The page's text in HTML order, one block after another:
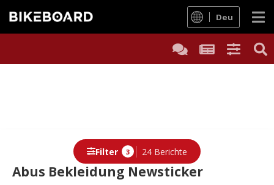
Deu
Abus Bekleidung Newsticker
Filter 3 24 Berichte